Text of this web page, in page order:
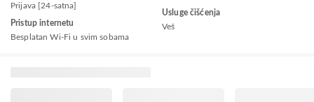
Prijava [24-satna]
Pristup internetu
Besplatan Wi-Fi u svim sobama
Usluge čišćenja
Veš